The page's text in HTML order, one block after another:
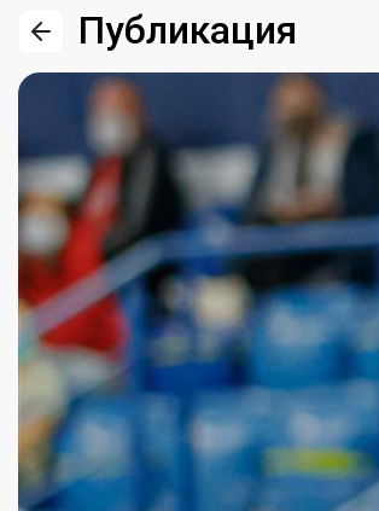
Публикация